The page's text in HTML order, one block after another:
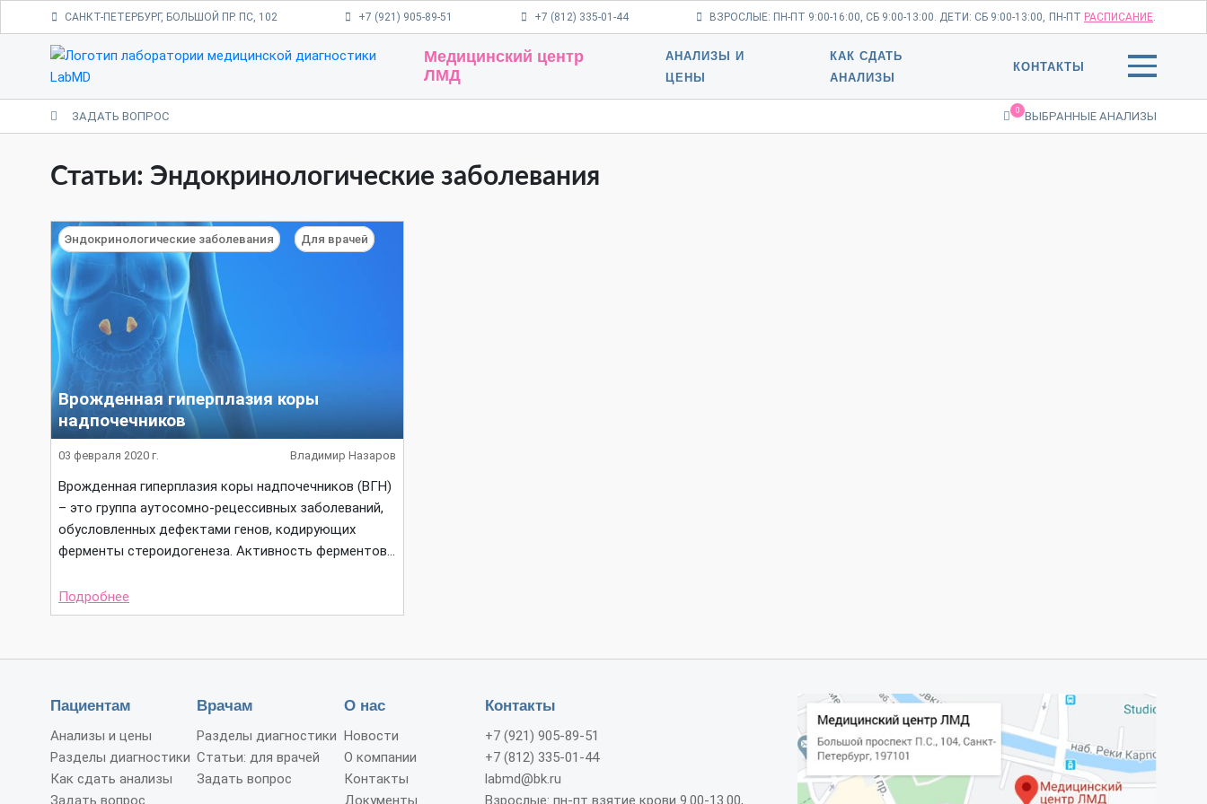
САНКТ-ПЕТЕРБУРГ, БОЛЬШОЙ ПР. ПС, 102 +7 (921) 905-89-51 +7 (812) 335-01-44 ВЗРОСЛЫЕ: ПН-ПТ 9:00-16:00, СБ 9:00-13:00. ДЕТИ: СБ 9:00-13:00, ПН-ПТ РАСПИСАНИЕ.
Медицинский центр
ЛМД
АНАЛИЗЫ И
ЦЕНЫ
КАК СДАТЬ
АНАЛИЗЫ
КОНТАКТЫ
ЗАДАТЬ ВОПРОС 0 ВЫБРАННЫЕ АНАЛИЗЫ
Статьи: Эндокринологические заболевания
Эндокринологические заболевания Для врачей
Врожденная гиперплазия коры
надпочечников
03 февраля 2020 г. Владимир Назаров
Врожденная гиперплазия коры надпочечников (ВГН)
– это группа аутосомно-рецессивных заболеваний,
обусловленных дефектами генов, кодирующих
ферменты стероидогенеза. Активность ферментов…
Подробнее
Пациентам
Анализы и цены
Разделы диагностики
Как сдать анализы
Задать вопрос
Врачам
Разделы диагностики
Статьи: для врачей
Задать вопрос
О нас
Новости
О компании
Контакты
Документы
Контакты
+7 (921) 905-89-51
+7 (812) 335-01-44
labmd@bk.ru
Взрослые: пн-пт взятие крови 9.00-13.00,